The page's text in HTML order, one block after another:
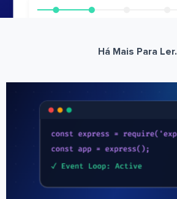
Há Mais Para Ler.